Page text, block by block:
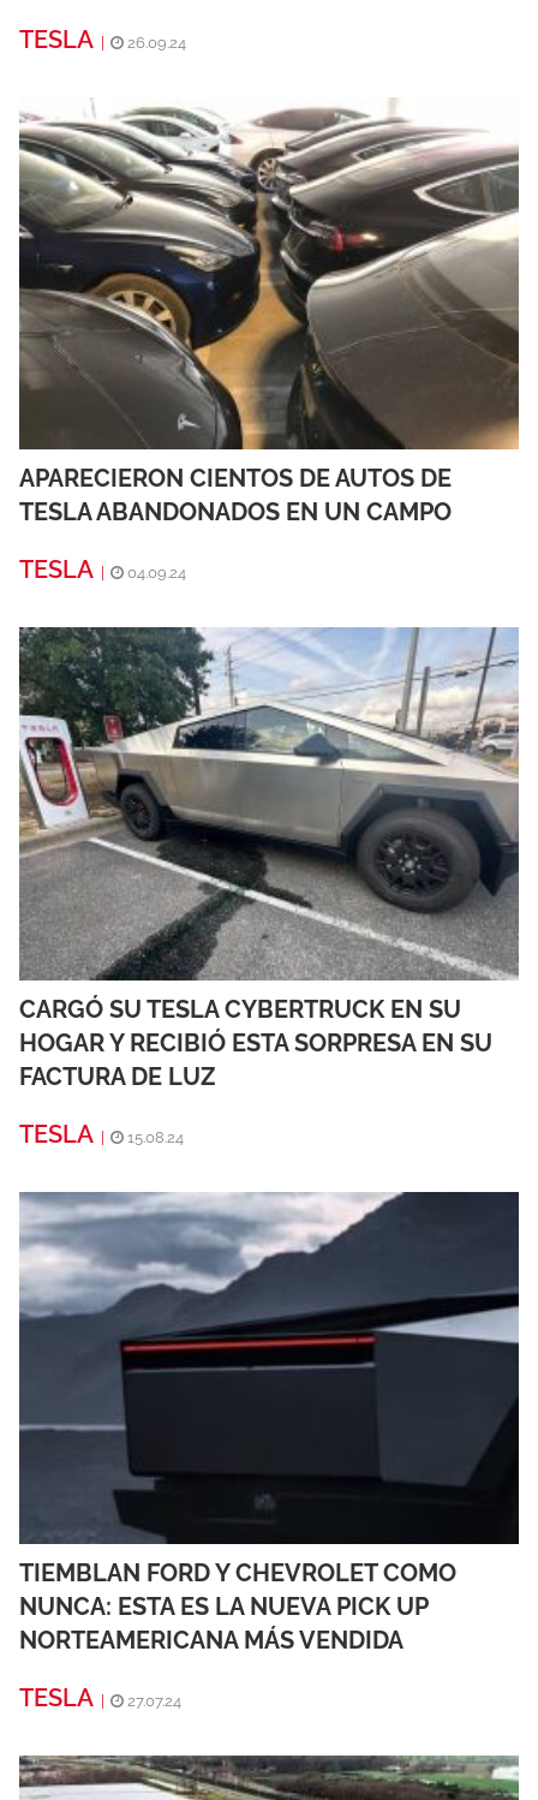
TESLA | 26.09.24
APARECIERON CIENTOS DE AUTOS DE
TESLA ABANDONADOS EN UN CAMPO
TESLA
04.09.24
CARGÓ SU TESLA CYBERTRUCK EN SU
HOGAR Y RECIBIÓ ESTA SORPRESA EN SU
FACTURA DE LUZ
TESLA
15.08.24
TIEMBLAN FORD Y CHEVROLET COMO
NUNCA: ESTA ES LA NUEVA PICK UP
NORTEAMERICANA MÁS VENDIDA
TESLA
27.07.24